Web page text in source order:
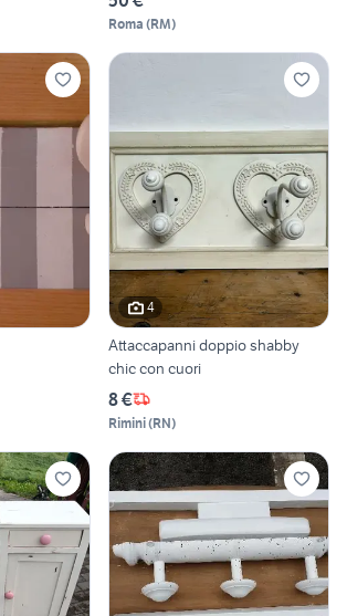
Roma (RM)
4
Attaccapanni doppio shabby
chic con cuori
8 €
Rimini(RN)